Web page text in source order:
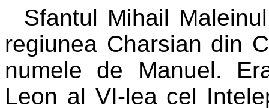
Sfantul Mihail
regiunea Charsian din
numele de Manuel.
Leon al VI-lea cel